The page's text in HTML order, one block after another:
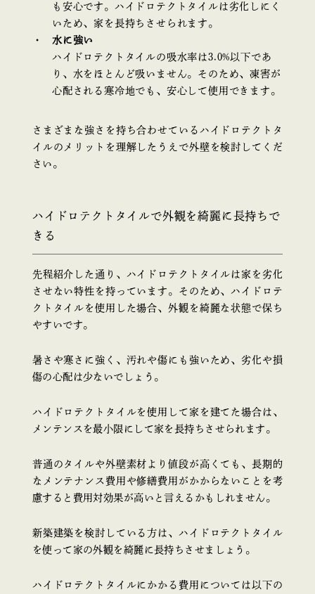
も安心です。ハイドロテクトタイルは劣化しにく
いため、家を長持ちさせられます。
水に強い
ハイドロテクトタイルの吸水率は3.0%以下であ
り、水をほとんど吸いません。そのため、凍害が
心配される寒冷地でも、安心して使用できます。
さまざまな強さを持ち合わせているハイドロテクトタ
イルのメリットを理解したうえで外壁を検討してくだ
さい。
ハイドロテクトタイルで外観を綺麗に長持ちで
きる
先程紹介した通り、ハイドロテクトタイルは家を劣化
させない特性を持っています。そのため、ハイドロテ
クトタイルを使用した場合、外観を綺麗な状態で保ち
やすいです。
暑さや寒さに強く、汚れや傷にも強いため、劣化や損
傷の心配は少ないでしょう。
ハイドロテクトタイルを使用して家を建てた場合は、
メンテンスを最小限にして家を長持ちさせられます。
普通のタイルや外壁素材より値段が高くても、長期的
なメンテナンス費用や修繕費用がかからないことを考
慮すると費用対効果が高いと言えるかもしれません。
新築建築を検討している方は、ハイドロテクトタイル
を使って家の外観を綺麗に長持ちさせましょう。
ハイドロテクトタイルにかかる費用については以下の